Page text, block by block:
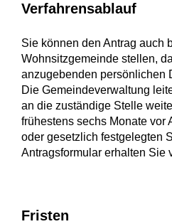
Verfahrensablauf
Sie können den Antrag auch
Wohnsitzgemeinde stellen,
anzugebenden persönlichen
Die Gemeindeverwaltung
an die zuständige Stelle
frühestens sechs Monate vor
oder gesetzlich festgelegten
Antragsformular erhalten Sie
Fristen